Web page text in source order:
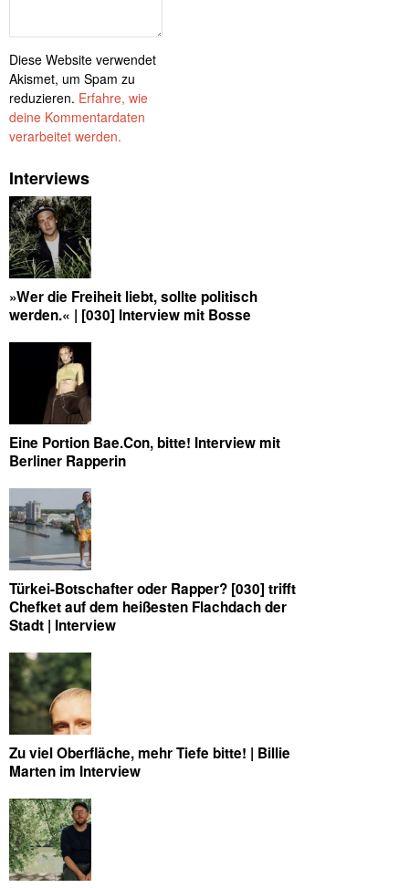
Diese Website verwendet
Akismet, um Spam zu
reduzieren. Erfahre, wie
deine Kommentardaten
verarbeitet werden.
Interviews
»Wer die Freiheit liebt, sollte politisch
werden.« | [030] Interview mit Bosse
Eine Portion Bae.Con, bitte! Interview mit
Berliner Rapperin
Türkei-Botschafter oder Rapper? [030] trifft
Chefket auf dem heißesten Flachdach der
Stadt | Interview
Zu viel Oberfläche, mehr Tiefe bitte! | Billie
Marten im Interview